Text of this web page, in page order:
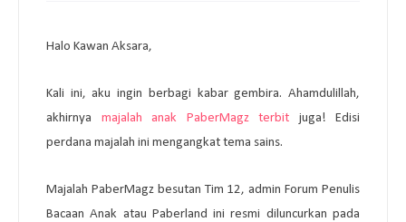
Halo Kawan Aksara,
Kali ini, aku ingin berbagi kabar gembira. Ahamdulillah,
akhirnya majalah anak PaberMagz terbit juga! Edisi
perdana majalah ini mengangkat tema sains.
Majalah PaberMagz besutan Tim 12, admin Forum Penulis
Bacaan Anak atau Paberland ini resmi diluncurkan pada